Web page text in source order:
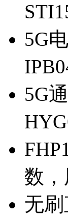
5G
5G
数，
无